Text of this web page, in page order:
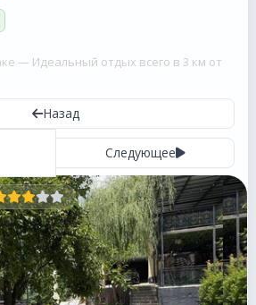
— Идеальный отдых всего в 3 км от
Назад
Следующее